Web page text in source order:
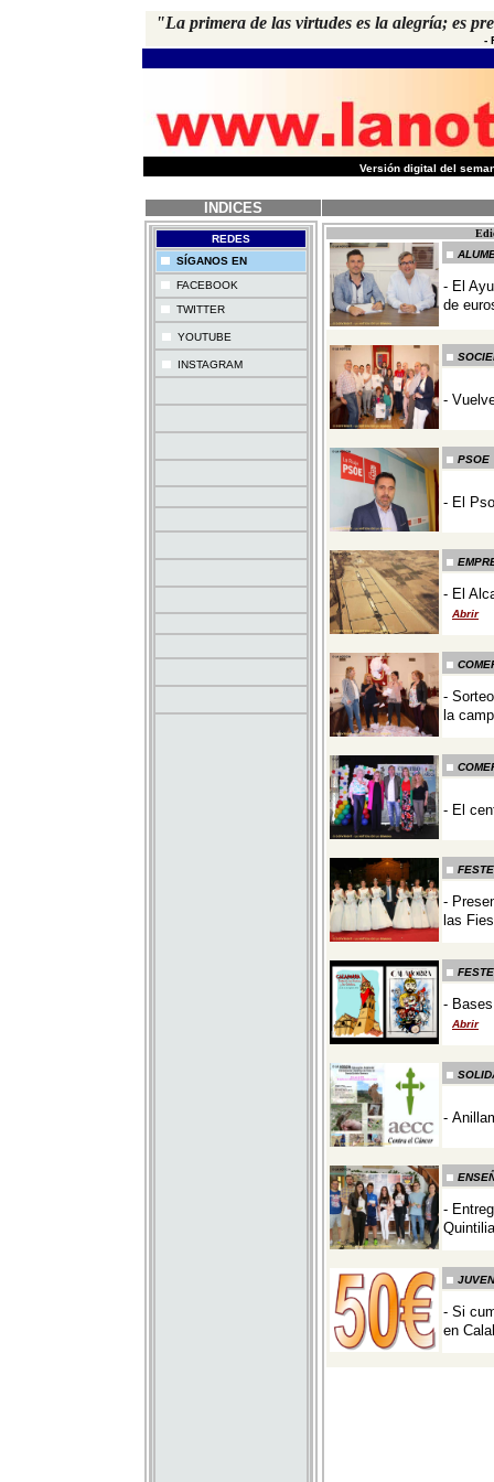
"La primera de las virtudes es la alegría; es
-
Versión digital del
INDICES